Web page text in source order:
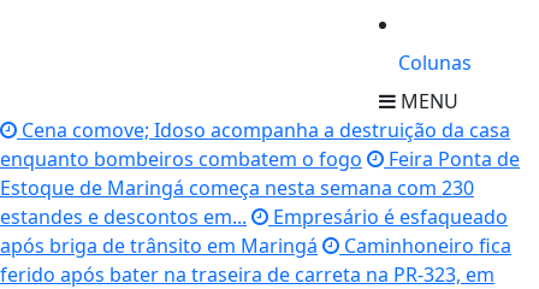
Colunas
MENU
Cena comove; Idoso acompanha a destruição da casa
enquanto bombeiros combatem o fogo
Feira Ponta de
Estoque de Maringá começa nesta semana com 230
estandes e descontos em...
Empresário é esfaqueado
após briga de trânsito em Maringá
Caminhoneiro fica
ferido após bater na traseira de carreta na PR-323, em